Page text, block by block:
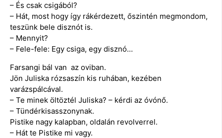
– És csak csigából?
– Hát, most hogy így rákérdezett, őszintén megmondom,
teszünk bele disznót is.
– Mennyit?
– Fele-fele: Egy csiga, egy disznó…
Farsangi bál van az oviban.
Jön Juliska rózsaszín kis ruhában, kezében
varázspálcával.
– Te minek öltöztél Juliska? – kérdi az óvónő.
– Tündérkisasszonynak.
Pistike nagy kalapban, oldalán revolverrel.
– Hát te Pistike mi vagy.